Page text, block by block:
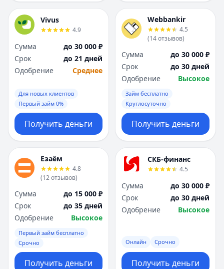
Vivus
4.9
Сумма
до 30 000 ₽
Срок
до 21 дней
Одобрение
Среднее
Для новых клиентов
Первый займ 0%
Получить деньги
Webbankir
4.5
(14отзывов)
Сумма
до 30 000 ₽
Срок
до 30 дней
Одобрение
Высокое
Займ бесплатно
Круглосуточно
Получить деньги
Езаём
4.8
(12отзывов)
Сумма
до 15 000 ₽
Срок
до 35 дней
Одобрение
Высокое
Первый займ бесплатно
Срочно
Получить деньги
СКБ-финанс
4.5
Сумма
до 30 000 ₽
Срок
до 30 дней
Одобрение
Высокое
Онлайн Срочно
Получить деньги